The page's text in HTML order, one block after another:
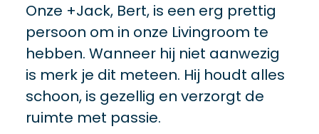
Onze +Jack, Bert, is een erg prettig
persoon om in onze Livingroom te
hebben. Wanneer hij niet aanwezig
is merk je dit meteen. Hij houdt alles
schoon, is gezellig en verzorgt de
ruimte met passie.